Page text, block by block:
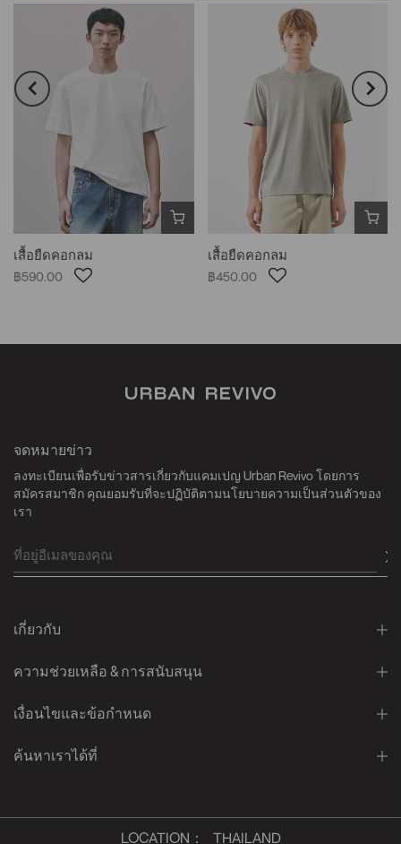
เสื้อยืดคอกลม
฿590.00
เสื้อยืดคอกลม
฿450.00
เกี่ยวกับ
ความช่วยเหลือ & การสนับสนุน
เงื่อนไขและข้อกำหนด
ค้นหาเราได้ที่
จดหมายข่าว
ลงทะเบียนเพื่อรับข่าวสารเกี่ยวกับแคมเปญ Urban Revivo โดยการ
สมัครสมาชิก คุณยอมรับที่จะปฏิบัติตามนโยบายความเป็นส่วนตัวของ
เรา
LOCATION ： THAILAND